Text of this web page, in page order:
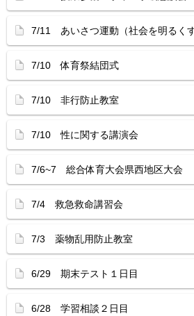
7/11 あいさつ運動（社会を明るくす
7/10 体育祭結団式
7/10 非行防止教室
7/10 性に関する講演会
7/6~7 総合体育大会県西地区大会
7/4 救急救命講習会
7/3 薬物乱用防止教室
6/29 期末テスト１日目
6/28 学習相談２日目